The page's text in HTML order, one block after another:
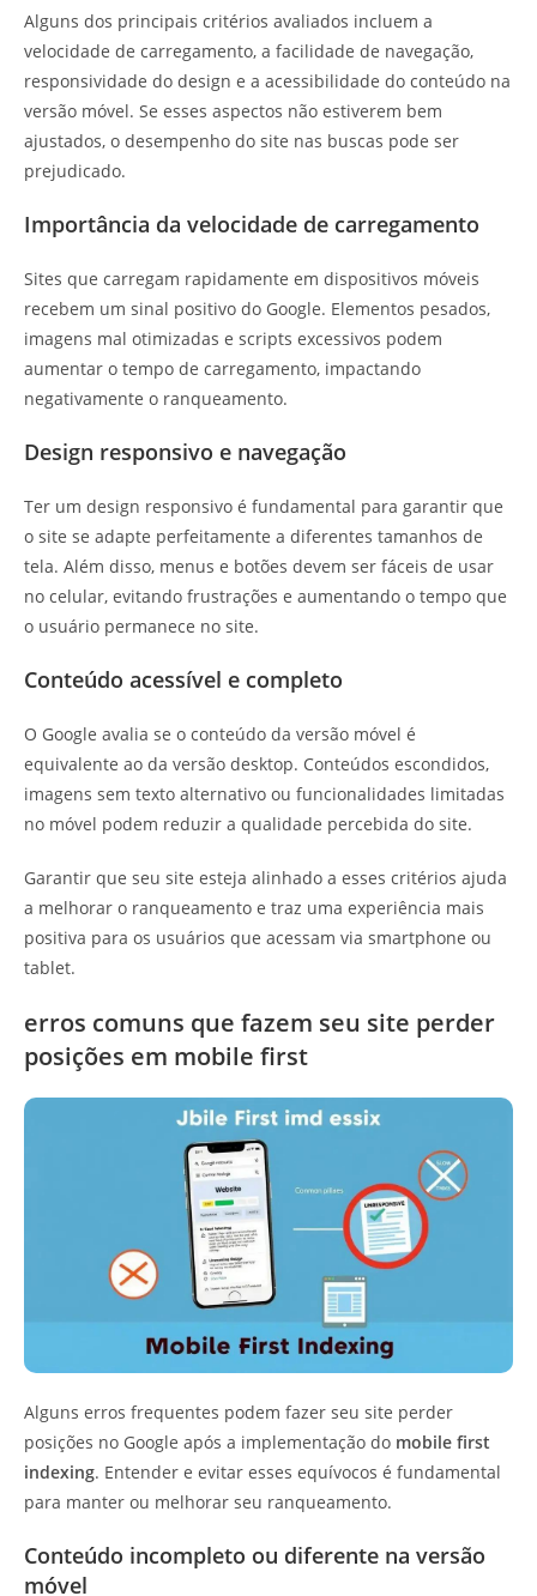
Alguns dos principais critérios avaliados incluem a
velocidade de carregamento, a facilidade de navegação,
responsividade do design e a acessibilidade do conteúdo na
versão móvel. Se esses aspectos não estiverem bem
ajustados, o desempenho do site nas buscas pode ser
prejudicado.
Importância da velocidade de carregamento
Sites que carregam rapidamente em dispositivos móveis
recebem um sinal positivo do Google. Elementos pesados,
imagens mal otimizadas e scripts excessivos podem
aumentar o tempo de carregamento, impactando
negativamente o ranqueamento.
Design responsivo e navegação
Ter um design responsivo é fundamental para garantir que
o site se adapte perfeitamente a diferentes tamanhos de
tela. Além disso, menus e botões devem ser fáceis de usar
no celular, evitando frustrações e aumentando o tempo que
o usuário permanece no site.
Conteúdo acessível e completo
O Google avalia se o conteúdo da versão móvel é
equivalente ao da versão desktop. Conteúdos escondidos,
imagens sem texto alternativo ou funcionalidades limitadas
no móvel podem reduzir a qualidade percebida do site.
Garantir que seu site esteja alinhado a esses critérios ajuda
a melhorar o ranqueamento e traz uma experiência mais
positiva para os usuários que acessam via smartphone ou
tablet.
erros comuns que fazem seu site perder
posições em mobile first
Alguns erros frequentes podem fazer seu site perder
posições no Google após a implementação do mobile first
indexing. Entender e evitar esses equívocos é fundamental
para manter ou melhorar seu ranqueamento.
Conteúdo incompleto ou diferente na versão
móvel